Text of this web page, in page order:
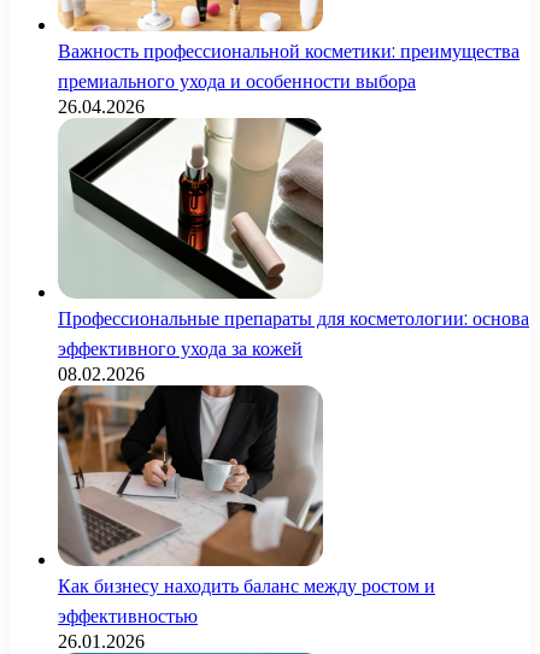
Важность профессиональной косметики: преимущества
премиального ухода и особенности выбора
26.04.2026
Профессиональные препараты для косметологии: основа
эффективного ухода за кожей
08.02.2026
Как бизнесу находить баланс между ростом и
эффективностью
26.01.2026